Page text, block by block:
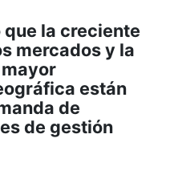
la creciente
mercados y la
están
de
de gestión